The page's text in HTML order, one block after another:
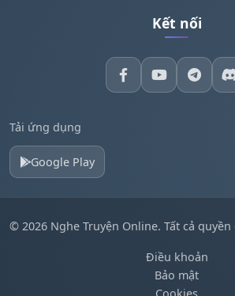
Kết nối
Tải ứng dụng
Google Play
© 2026 Nghe Truyện Online. Tất cả
Điều khoản
Bảo mật